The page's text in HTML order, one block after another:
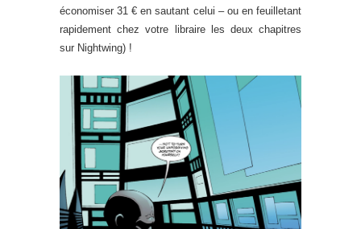
économiser 31 € en sautant celui – ou en feuilletant
rapidement chez votre libraire les deux chapitres
sur Nightwing) !